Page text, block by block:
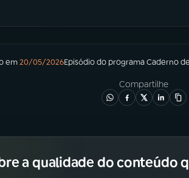
em20/05/2026Episódiodo programaCaderno
Compartilhe
a qualidade do conteúdo